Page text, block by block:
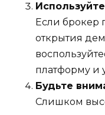
Если брокер
открытия
платформу и
Будьте
Слишком